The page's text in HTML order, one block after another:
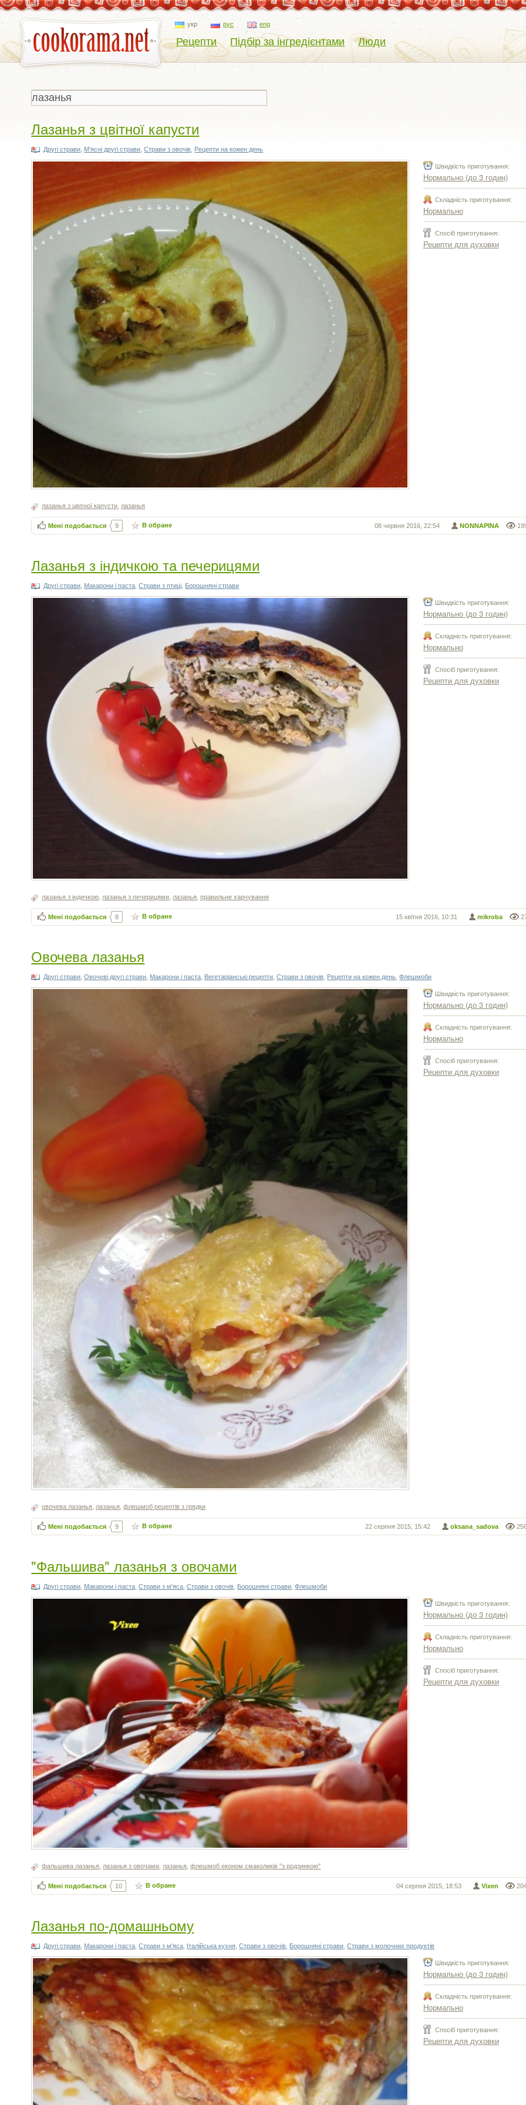
укр рус eng
Рецепти Підбір за інгредієнтами Люди
Лазанья з цвітної капусти
Другі страви М'ясні другі страви ,Страви з овочів Рецепти на кожен день
Швидкість приготування:
Нормально (до 3 годин)
Складність приготування:
Нормально
Спосіб приготування:
Рецепти для духовки
лазанья з цвітної капусти лазанья
NONNAPINA
08 червня 2016, 22:54
Мені подобається 9 В обране
Лазанья з індичкою та печерицями
Другі страви Макарони і паста ,Страви з птиці Борошняні страви
Швидкість приготування:
Нормально (до 3 годин)
Складність приготування:
Нормально
Спосіб приготування:
Рецепти для духовки
лазанья з індичкою лазанья з печерицями лазанья ,правильне харчування
mikroba
15 квітня 2016, 10:31
Мені подобається 8 В обране
Овочева лазанья
Другі страви ,Овочеві другі страви Макарони і паста Вегетаріанські рецепти ,Страви з овочів Рецепти на кожен день ,Флешмоби
Швидкість приготування:
Нормально (до 3 годин)
Складність приготування:
Нормально
Спосіб приготування:
Рецепти для духовки
овочева лазанья лазанья ,флешмоб рецептів з грядки
oksana_sadova
22 серпня 2015, 15:42
Мені подобається 9 В обране
"Фальшива" лазанья з овочами
Другі страви Макарони і паста ,Страви з м'яса ,Страви з овочів Борошняні страви ,Флешмоби
Швидкість приготування:
Нормально (до 3 годин)
Складність приготування:
Нормально
Спосіб приготування:
Рецепти для духовки
фальшива лазанья лазанья з овочами лазанья ,флешмоб економ смаколиків "з родзинкою"
Vixen
04 серпня 2015, 18:53
Мені подобається 10 В обране
Лазанья по-домашньому
Другі страви Макарони і паста ,Страви з м'яса Італійська кухня ,Страви з овочів Борошняні страви ,Страви з молочних продуктів
Швидкість приготування:
Нормально (до 3 годин)
Складність приготування:
Нормально
Спосіб приготування:
Рецепти для духовки